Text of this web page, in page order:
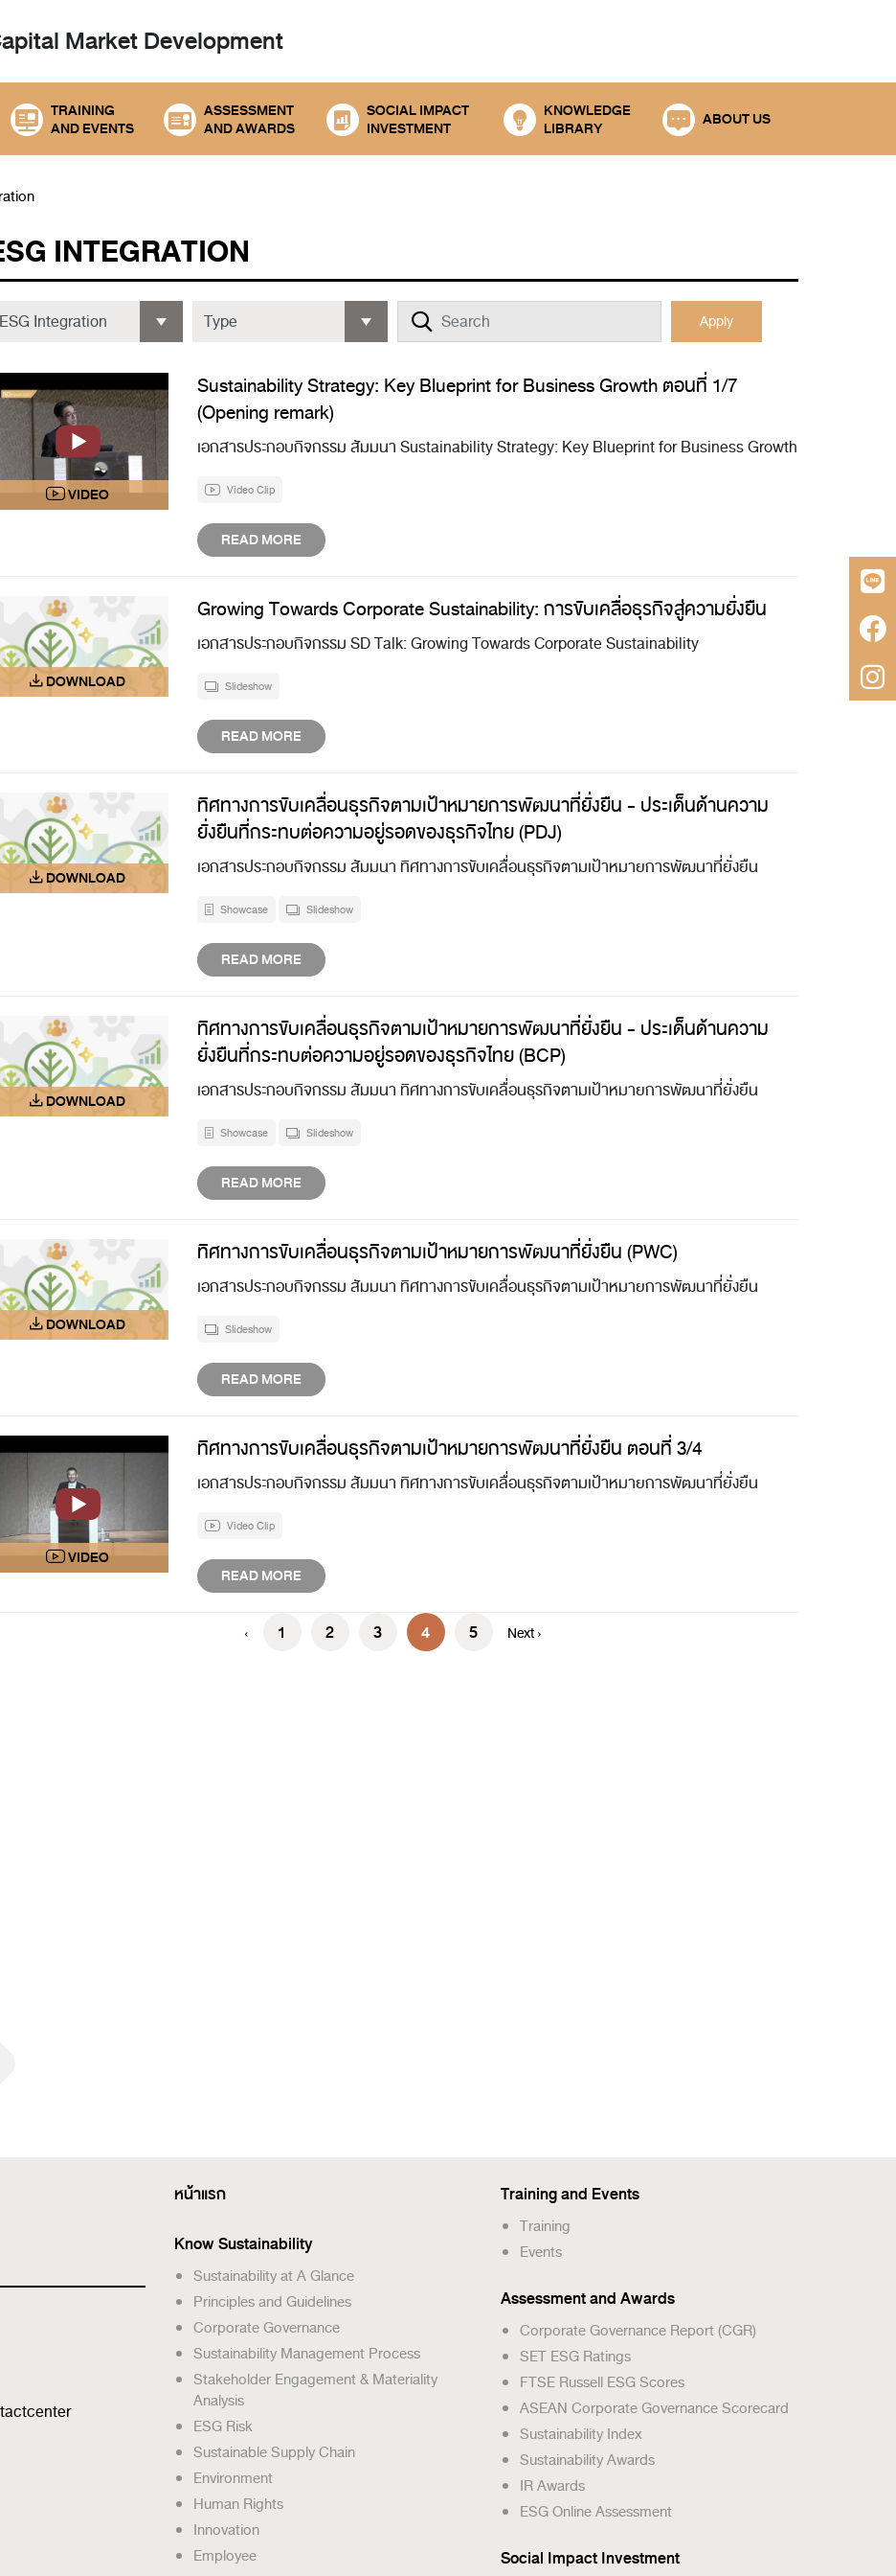
Market Development
TRAINING
AND EVENTS
ASSESSMENT
AND AWARDS
SOCIAL IMPACT
INVESTMENT
KNOWLEDGE
LIBRARY
ABOUT US
INTEGRATION
Apply
Sustainability Strategy: Key Blueprint for Business Growth ตอนที่ 1/7
(Opening remark)
เอกสารประกอบกิจกรรม สัมมนา Sustainability Strategy: Key Blueprint for Business Growth
Video Clip
READ MORE
Growing Towards Corporate Sustainability: การขับเคลื่อธุรกิจสู่ความยั่งยืน
เอกสารประกอบกิจกรรม SD Talk: Growing Towards Corporate Sustainability
Slideshow
READ MORE
ทิศทางการขับเคลื่อนธุรกิจตามเป้าหมายการพัฒนาที่ยั่งยืน - ประเด็นด้านความ
ยั่งยืนที่กระทบต่อความอยู่รอดของธุรกิจไทย (PDJ)
เอกสารประกอบกิจกรรม สัมมนา ทิศทางการขับเคลื่อนธุรกิจตามเป้าหมายการพัฒนาที่ยั่งยืน
Showcase Slideshow
READ MORE
ทิศทางการขับเคลื่อนธุรกิจตามเป้าหมายการพัฒนาที่ยั่งยืน - ประเด็นด้านความ
ยั่งยืนที่กระทบต่อความอยู่รอดของธุรกิจไทย (BCP)
เอกสารประกอบกิจกรรม สัมมนา ทิศทางการขับเคลื่อนธุรกิจตามเป้าหมายการพัฒนาที่ยั่งยืน
Showcase Slideshow
READ MORE
ทิศทางการขับเคลื่อนธุรกิจตามเป้าหมายการพัฒนาที่ยั่งยืน (PWC)
เอกสารประกอบกิจกรรม สัมมนา ทิศทางการขับเคลื่อนธุรกิจตามเป้าหมายการพัฒนาที่ยั่งยืน
Slideshow
READ MORE
ทิศทางการขับเคลื่อนธุรกิจตามเป้าหมายการพัฒนาที่ยั่งยืน ตอนที่ 3/4
เอกสารประกอบกิจกรรม สัมมนา ทิศทางการขับเคลื่อนธุรกิจตามเป้าหมายการพัฒนาที่ยั่งยืน
Video Clip
READ MORE
‹ 1 2 3 4 5 Next ›
หน้าแรก
Know Sustainability
Sustainability at A Glance
Principles and Guidelines
Corporate Governance
Sustainability Management Process
Stakeholder Engagement & Materiality
Analysis
ESG Risk
Sustainable Supply Chain
Environment
Human Rights
Innovation
Employee
Training and Events
Training
Events
Assessment and Awards
Corporate Governance Report (CGR)
SET ESG Ratings
FTSE Russell ESG Scores
ASEAN Corporate Governance Scorecard
Sustainability Index
Sustainability Awards
IR Awards
ESG Online Assessment
Social Impact Investment